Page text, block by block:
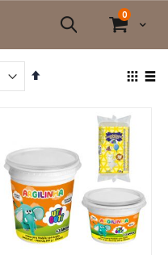
Cart
0itens
Pesquisa
Definir
Ver